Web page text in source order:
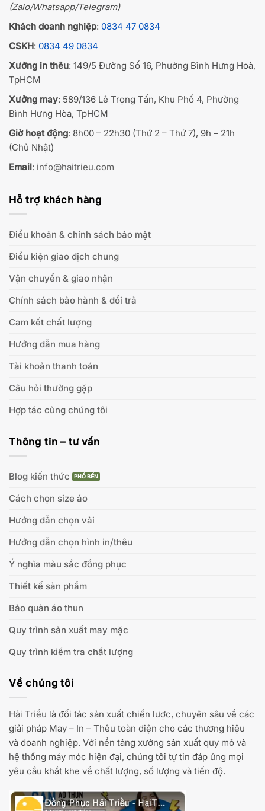
(Zalo/Whatsapp/Telegram)
Khách doanh nghiệp: 0834 47 0834
CSKH: 0834 49 0834
Xưởng in thêu: 149/5 Đường Số 16, Phường Bình Hưng Hoà,
TpHCM
Xưởng may: 589/136 Lê Trọng Tấn, Khu Phố 4, Phường
Bình Hưng Hòa, TpHCM
Giờ hoạt động: 8h00 – 22h30 (Thứ 2 – Thứ 7), 9h – 21h
(Chủ Nhật)
Email: info@haitrieu.com
Hỗ trợ khách hàng
Điều khoản & chính sách bảo mật
Điều kiện giao dịch chung
Vận chuyển & giao nhận
Chính sách bảo hành & đổi trả
Cam kết chất lượng
Hướng dẫn mua hàng
Tài khoản thanh toán
Câu hỏi thường gặp
Hợp tác cùng chúng tôi
Thông tin – tư vấn
Blog kiến thức
Cách chọn size áo
Hướng dẫn chọn vải
Hướng dẫn chọn hình in/thêu
Ý nghĩa màu sắc đồng phục
Thiết kế sản phẩm
Bảo quản áo thun
Quy trình sản xuất may mặc
Quy trình kiểm tra chất lượng
Về chúng tôi
Hải Triều là đối tác sản xuất chiến lược, chuyên sâu về các
giải pháp May – In – Thêu toàn diện cho các thương hiệu
và doanh nghiệp. Với nền tảng xưởng sản xuất quy mô và
hệ thống máy móc hiện đại, chúng tôi tự tin đáp ứng mọi
yêu cầu khắt khe về chất lượng, số lượng và tiến độ.